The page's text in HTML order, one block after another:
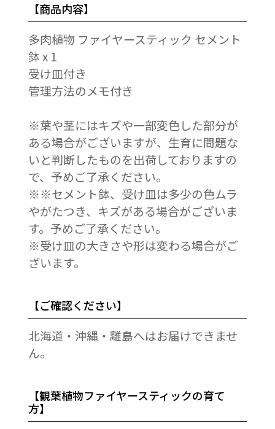
【商品内容】
多肉植物 ファイヤースティック セメント
鉢 x 1
受け皿付き
管理方法のメモ付き
※葉や茎にはキズや一部変色した部分が
ある場合がございますが、生育に問題な
いと判断したものを出荷しておりますの
で、予めご了承ください。
※※セメント鉢、受け皿は多少の色ムラ
やがたつき、キズがある場合がございま
す。予めご了承ください。
※受け皿の大きさや形は変わる場合がご
ざいます。
【ご確認ください】
北海道・沖縄・離島へはお届けできませ
ん。
【観葉植物ファイヤースティックの育て
方】